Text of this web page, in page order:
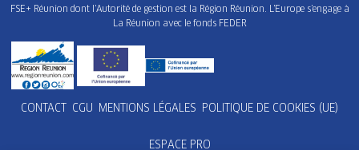
FSE+ Réunion dont l’Autorité de gestion est la Région Réunion. L’Europe s’engage à
La Réunion avec le fonds FEDER
CONTACT CGU MENTIONS LÉGALES POLITIQUE DE COOKIES (UE)
ESPACE PRO